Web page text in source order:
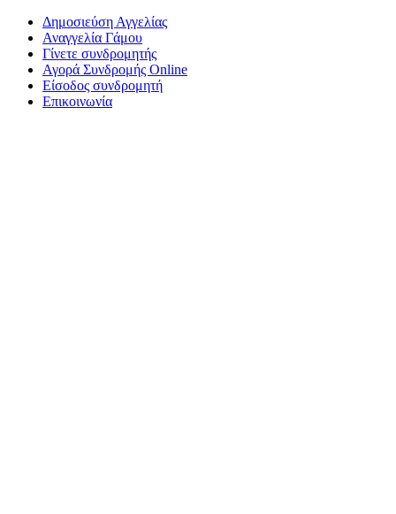
Δημοσιεύση Αγγελίας
Αναγγελία Γάμου
Γίνετε συνδρομητής
Αγορά Συνδρομής Online
Είσοδος συνδρομητή
Επικοινωνία